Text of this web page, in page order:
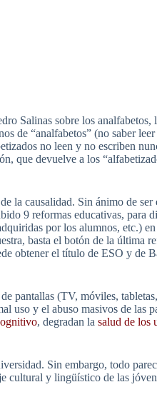
Salinas sobre los analfabetos,
de “analfabetos” (no saber
no leen y no escriben
que devuelve a los
la causalidad. Sin ánimo de
9 reformas educativas, para
por los alumnos, etc.)
basta el botón de la última
obtener el título de ESO y de
pantallas (TV, móviles,
y el abuso masivos de las
, degradan la salud de los
Sin embargo, todo
y lingüístico de las